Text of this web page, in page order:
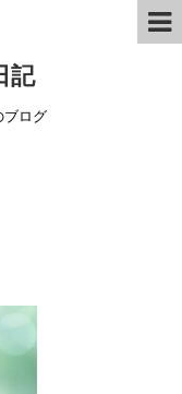
記
ブログ